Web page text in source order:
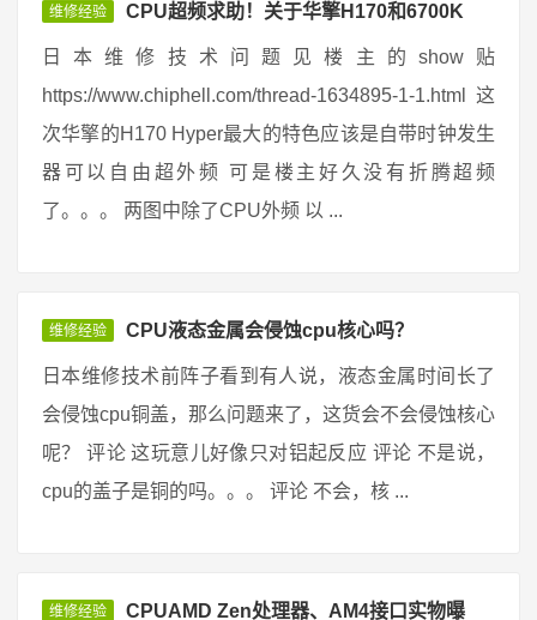
维修经验 CPU超频求助！关于华擎H170和6700K
日本维修技术问题见楼主的show贴
https://www.chiphell.com/thread-1634895-1-1.html 这
次华擎的H170 Hyper最大的特色应该是自带时钟发生
器可以自由超外频 可是楼主好久没有折腾超频
了。。。 两图中除了CPU外频 以 ...
维修经验 CPU液态金属会侵蚀cpu核心吗？
日本维修技术前阵子看到有人说，液态金属时间长了
会侵蚀cpu铜盖，那么问题来了，这货会不会侵蚀核心
呢？ 评论 这玩意儿好像只对铝起反应 评论 不是说，
cpu的盖子是铜的吗。。。 评论 不会，核 ...
维修经验
CPUAMD Zen处理器、AM4接口实物曝